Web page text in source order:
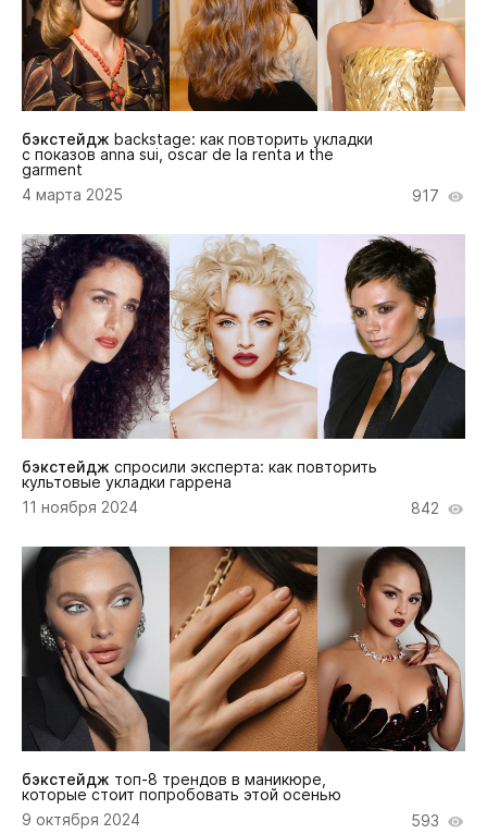
бэкстейдж backstage: как повторить укладки
с показов anna sui, oscar de la renta и the
garment
4 марта 2025
917
бэкстейдж спросили эксперта: как повторить
культовые укладки гаррена
11 ноября 2024
842
бэкстейдж топ-8 трендов в маникюре,
которые стоит попробовать этой осенью
9 октября 2024
593